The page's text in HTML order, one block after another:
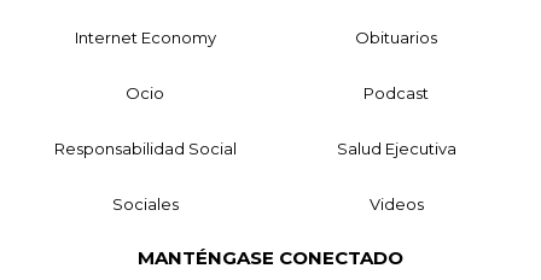
Internet Economy Obituarios
Ocio Podcast
Responsabilidad Social Salud Ejecutiva
Sociales Videos
MANTÉNGASE CONECTADO